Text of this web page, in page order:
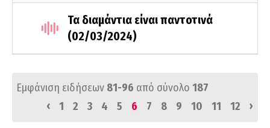
Τα διαμάντια είναι παντοτινά
(02/03/2024)
Εμφάνιση ειδήσεων 81-96 από σύνολο 187
‹
1 2 3 4 5 6 7 8 9 10 11 12 ›